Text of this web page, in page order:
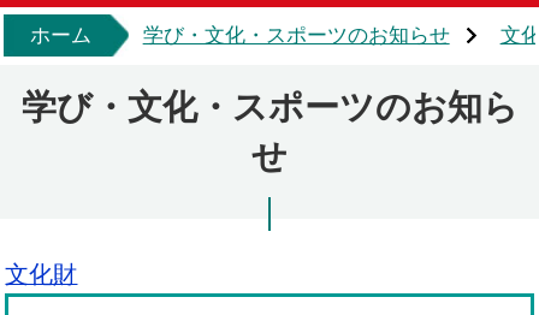
ホーム 学び・文化・スポーツのお知らせ 文
学び・文化・スポーツのお知ら
せ
文化財